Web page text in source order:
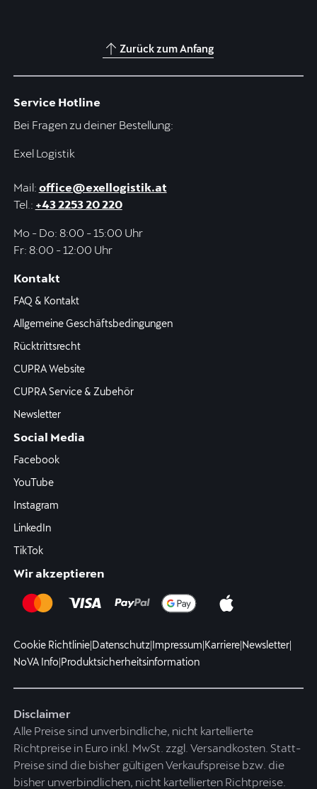
Zurück zum Anfang
Service Hotline
Bei Fragen zu deiner Bestellung:
Exel Logistik
Mail: office@exellogistik.at
Tel.: +43 2253 20 220
Mo - Do: 8:00 - 15:00 Uhr
Fr: 8:00 - 12:00 Uhr
Kontakt
FAQ & Kontakt
Allgemeine Geschäftsbedingungen
Rücktrittsrecht
CUPRA Website
CUPRA Service & Zubehör
Newsletter
Social Media
Facebook
YouTube
Instagram
LinkedIn
TikTok
Wir akzeptieren
Cookie Richtlinie|Datenschutz|Impressum|Karriere|Newsletter|
NoVA Info|Produktsicherheitsinformation
Disclaimer
Alle Preise sind unverbindliche, nicht kartellierte
Richtpreise in Euro inkl. MwSt. zzgl. Versandkosten. Statt-
Preise sind die bisher gültigen Verkaufspreise bzw. die
bisher unverbindlichen, nicht kartellierten Richtpreise.